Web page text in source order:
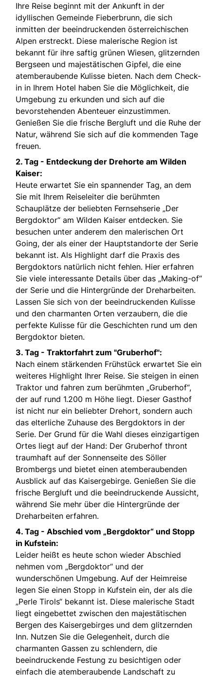
Ihre Reise beginnt mit der Ankunft in der
idyllischen Gemeinde Fieberbrunn, die sich
inmitten der beeindruckenden österreichischen
Alpen erstreckt. Diese malerische Region ist
bekannt für ihre saftig grünen Wiesen, glitzernden
Bergseen und majestätischen Gipfel, die eine
atemberaubende Kulisse bieten. Nach dem Check-
in in Ihrem Hotel haben Sie die Möglichkeit, die
Umgebung zu erkunden und sich auf die
bevorstehenden Abenteuer einzustimmen.
Genießen Sie die frische Bergluft und die Ruhe der
Natur, während Sie sich auf die kommenden Tage
freuen.
2. Tag - Entdeckung der Drehorte am Wilden
Kaiser:
Heute erwartet Sie ein spannender Tag, an dem
Sie mit Ihrem Reiseleiter die berühmten
Schauplätze der beliebten Fernsehserie „Der
Bergdoktor“ am Wilden Kaiser entdecken. Sie
besuchen unter anderem den malerischen Ort
Going, der als einer der Hauptstandorte der Serie
bekannt ist. Als Highlight darf die Praxis des
Bergdoktors natürlich nicht fehlen. Hier erfahren
Sie viele interessante Details über das „Making-of“
der Serie und die Hintergründe der Dreharbeiten.
Lassen Sie sich von der beeindruckenden Kulisse
und den charmanten Orten verzaubern, die die
perfekte Kulisse für die Geschichten rund um den
Bergdoktor bieten.
3. Tag - Traktorfahrt zum "Gruberhof":
Nach einem stärkenden Frühstück erwartet Sie ein
weiteres Highlight Ihrer Reise. Sie steigen in einen
Traktor und fahren zum berühmten „Gruberhof“,
der auf rund 1.200 m Höhe liegt. Dieser Gasthof
ist nicht nur ein beliebter Drehort, sondern auch
das elterliche Zuhause des Bergdoktors in der
Serie. Der Grund für die Wahl dieses einzigartigen
Ortes liegt auf der Hand: Der Gruberhof thront
traumhaft auf der Sonnenseite des Söller
Brombergs und bietet einen atemberaubenden
Ausblick auf das Kaisergebirge. Genießen Sie die
frische Bergluft und die beeindruckende Aussicht,
während Sie mehr über die Hintergründe der
Dreharbeiten erfahren.
4. Tag - Abschied vom „Bergdoktor“ und Stopp
in Kufstein:
Leider heißt es heute schon wieder Abschied
nehmen vom „Bergdoktor“ und der
wunderschönen Umgebung. Auf der Heimreise
legen Sie einen Stopp in Kufstein ein, der als die
„Perle Tirols“ bekannt ist. Diese malerische Stadt
liegt eingebettet zwischen den majestätischen
Bergen des Kaisergebirges und dem glitzernden
Inn. Nutzen Sie die Gelegenheit, durch die
charmanten Gassen zu schlendern, die
beeindruckende Festung zu besichtigen oder
einfach die atemberaubende Landschaft zu